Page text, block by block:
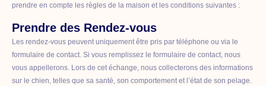
prendre en compte les règles de la maison et les conditions suivantes :
Prendre des Rendez-vous
Les rendez-vous peuvent uniquement être pris par téléphone ou via le
formulaire de contact. Si vous remplissez le formulaire de contact, nous
vous appellerons. Lors de cet échange, nous collecterons des informations
sur le chien, telles que sa santé, son comportement et l’état de son pelage.